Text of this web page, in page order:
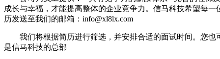
成长与幸福，才能提高整体的企业竞争力。信马科技希望每
历发送至我们的邮箱：info@xl8lx.com
我们将根据简历进行筛选，并安排合适的面试时间。您也
是信马科技的总部